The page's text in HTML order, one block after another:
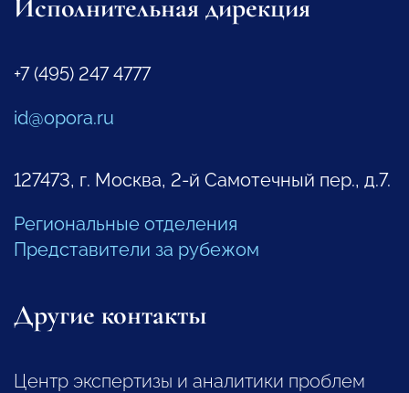
Исполнительная дирекция
+7 (495) 247 4777
id@opora.ru
127473, г. Москва, 2-й Самотечный пер., д.7.
Региональные отделения
Представители за рубежом
Другие контакты
Центр экспертизы и аналитики проблем